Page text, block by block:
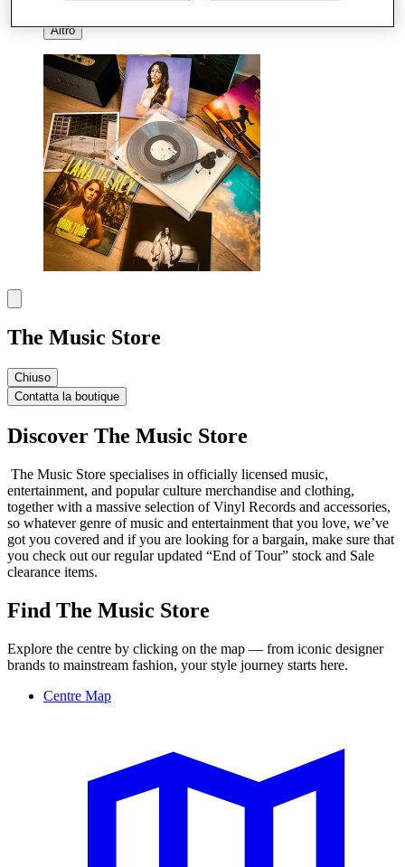
Altro
The Music Store
Chiuso
Contatta la boutique
Discover The Music Store
The Music Store specialises in officially licensed music,
entertainment, and popular culture merchandise and clothing,
together with a massive selection of Vinyl Records and accessories,
so whatever genre of music and entertainment that you love, we’ve
got you covered and if you are looking for a bargain, make sure that
you check out our regular updated “End of Tour” stock and Sale
clearance items.
Find The Music Store
Explore the centre by clicking on the map — from iconic designer
brands to mainstream fashion, your style journey starts here.
Centre Map